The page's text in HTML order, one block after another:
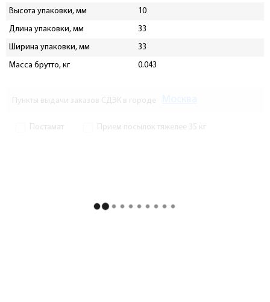
Высота упаковки, мм
10
Длина упаковки, мм
33
Ширина упаковки, мм
33
Масса брутто, кг
0.043
Пункты выдачи заказов СДЭК в городе
Постамат Прием посылок тяжелее 35 кг